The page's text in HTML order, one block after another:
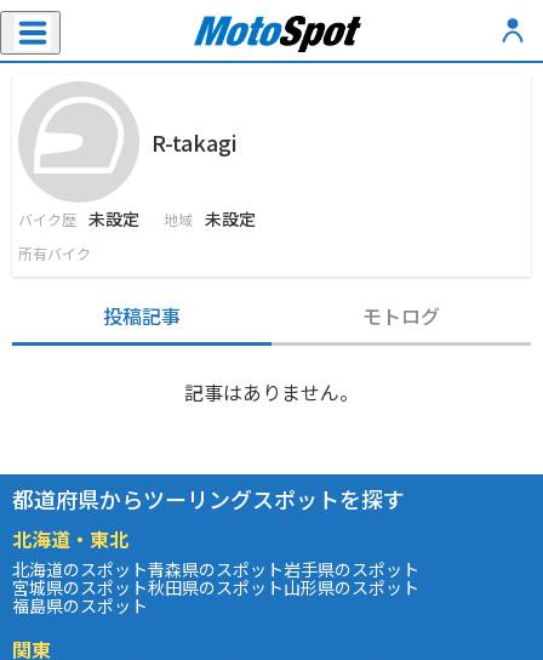
R-takagi
バイク歴 未設定 地域 未設定
所有バイク
投稿記事 モトログ
記事はありません。
都道府県からツーリングスポットを探す
北海道・東北
北海道のスポット青森県のスポット岩手県のスポット
宮城県のスポット秋田県のスポット山形県のスポット
福島県のスポット
関東